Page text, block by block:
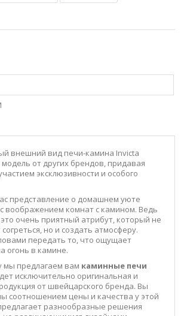
внешний вид печи-камина Invicta
от других брендов, придавая
эксклюзивности и особого
представление о домашнем уюте
с воображением комнат с камином. Ведь
очень приятный атрибут, который не
но и создать атмосферу.
передать то, что ощущает
огонь в камине.
мы предлагаем вам каминные печи
исключительно оригинальная и
от швейцарского бренда. Вы
соотношением цены и качества у этой
разнообразные решения